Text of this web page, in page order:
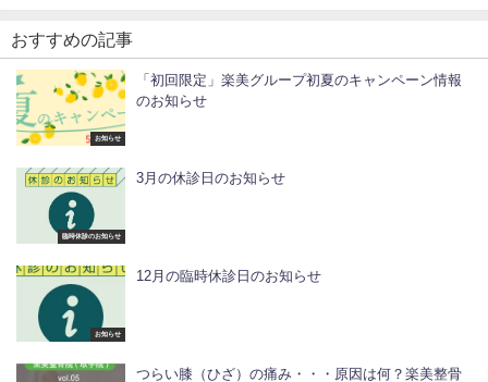
おすすめの記事
お知らせ
「初回限定」楽美グループ初夏のキャンペーン情報
のお知らせ
臨時休診のお知らせ
3月の休診日のお知らせ
お知らせ
12月の臨時休診日のお知らせ
つらい膝（ひざ）の痛み・・・原因は何？楽美整骨